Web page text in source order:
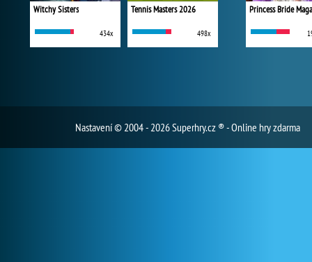
Witchy Sisters
434x
Tennis Masters 2026
498x
Princess Bride
Nastavení© 2004 - 2026 Superhry.cz ® - Online hry zdarma